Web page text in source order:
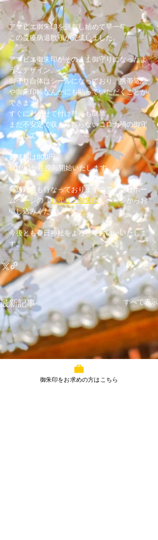
アマビエ御朱印を頒布し始めて早一年。
この度疫病退散守が完成しました。
アマビエ御朱印がそのまま御守りになったよ
うなデザイン。
御守り自体はシールになっており、携帯電話
や御朱印帳なんかにも貼っていただくことが
できます。
すぐに剥がせて付け替えも簡単。
まだ不安定で収まりきらないコロナ禍の御守
りとしてぜひ。
初穂料は800円。
6/1(火)から授与開始いたします。
郵送対応も行なっておりますので、当社ホー
ムページの《お守り・御朱印》ページからお
申し込みください。
今後とも春日神社をよろしくお願いいたしま
す。
最新記事 すべて表示
御朱印をお求めの方はこちら